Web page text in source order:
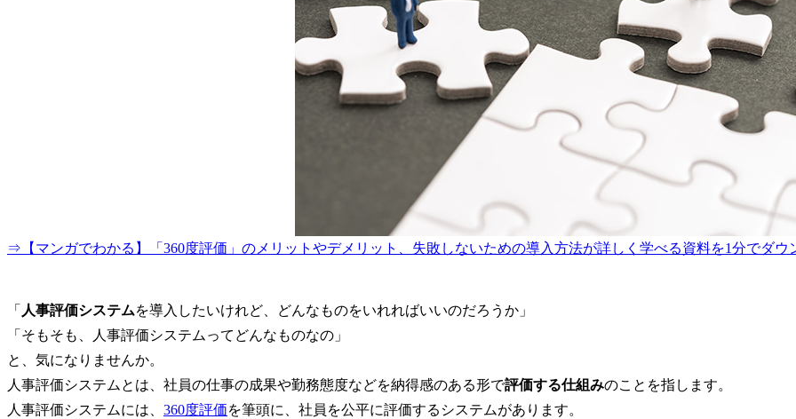
⇒【マンガでわかる】「360度評価」のメリットやデメリット、失敗しないための導入方法が詳しく学べる資料を1分でダウ
「 人事評価システムを導入したいけれど、どんなものをいれればいいのだろうか」
「そもそも、人事評価システムってどんなものなの」
と、気になりませんか。
人事評価システムとは、社員の仕事の成果や勤務態度などを納得感のある形で評価する仕組みのことを指します。
人事評価システムには、 360度評価を筆頭に、社員を公平に評価するシステムがあります。